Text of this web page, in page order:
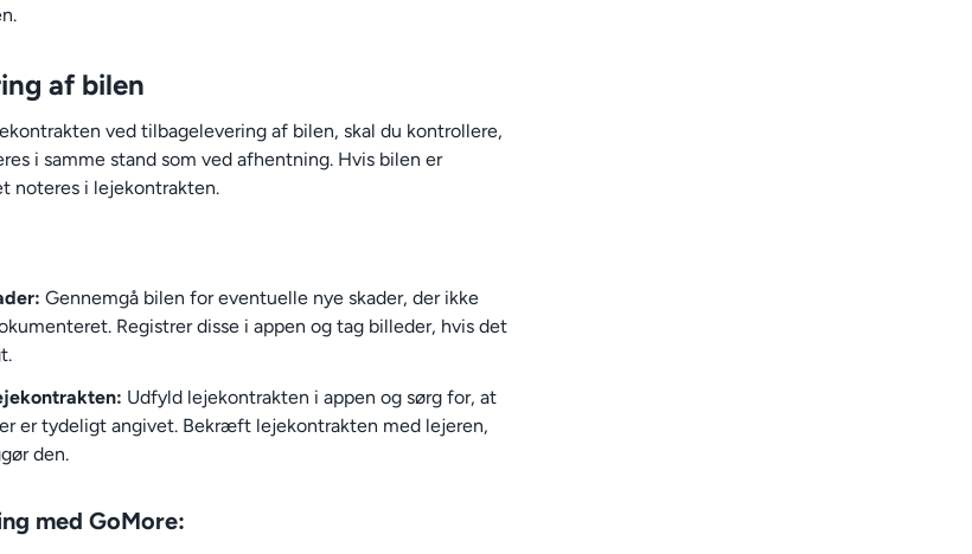
af bilen
ved tilbagelevering af bilen, skal du kontrollere,
i samme stand som ved afhentning. Hvis bilen er
noteres i lejekontrakten.
Gennemgå bilen for eventuelle nye skader, der ikke
Registrer disse i appen og tag billeder, hvis det
Udfyld lejekontrakten i appen og sørg for, at
er tydeligt angivet. Bekræft lejekontrakten med lejeren,
den.
med GoMore: